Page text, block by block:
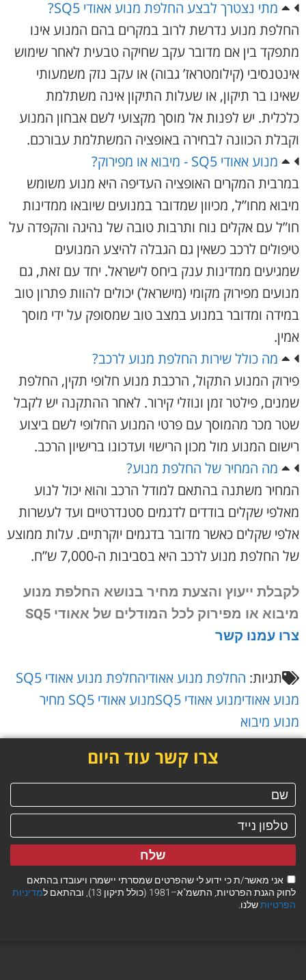
מתי נצטרך לבצע החלפת מנוע אאודי SQ5?
החלפת מנוע נדרשת לרוב במקרים בהם המנוע אינו
מתפקד בין אם מדובר עקב שחיקה טבעית לאחר שימוש
אינטנסיבי (קילומטראז’ גבוה) או עקב נזק משמעותי
שאינו בר תיקון, או שעלות התיקון אינה משתלמת
כלכלית. יש לפנות אל מוסך מקצועי לשם אבחון המנוע
וקבלת הכוונה לבחירה באופציה המשתלמת עבורכם.
מנוע אאודי SQ5 - מיבוא או מפירוק?
במרבית המקרים האופציה העדיפה היא מנוע משומש
מיבוא מחו”ל, מכיוון שמדובר במנועים שיובאו ממדינות
חו”ל עם אקלים נוח ותרבות טובה של נהיגה והקפדה על
טיפולים לרכב כשאין גם הגבלה להיצע המנועים
שמגיעים ממדינות ענק ביחס לישראל. יחד עם זאת, גם
מנועים מפירוק מקומי (מישראל) יכולים להוות פתרון טוב
במידה ומדובר במנוע במצב טוב שמסופק על ידי מוסך
אמין.
מה כולל שירות החלפת מנוע לרכב?
פירוק המנוע התקול, הרכבת מנוע חלופי תקין, החלפת
שמנים, פילטר זמן ונוזלי קירור. לאחר ההתקנה יש לקבל
שטר מכר מהמוסך עם פרטי המנוע החלופי לשם ביצוע
רישום המנוע מול מכון הרישוי ועדכונו ברישיון הרכב.
מה המחיר של החלפת מנוע?
המחיר משתנה בהתאם למודל הרכב והוא יכול לנוע
מאלפי שקלים בודדים לדגמים סטנדרטיים ועד לעשרות
אלפי שקלים כאשר מדובר בדגמים יוקרתיים. עלות ממוצע
של החלפת מנוע לרכב היא בסביבות ה-7,000 ש”ח.
לקבלת ייעוץ והצעת מחיר בנושא החלפת מנוע
מיבוא או מפירוק לכל המודלים של אאודי SQ5
צרו עמנו קשר
תגיות: החלפת מנוע אאודיהחלפת מנוע אאודי SQ5
מנוע אאודימנוע אאודי SQ5
מנוע אאודי SQ5 מחיר
מנוע מיבוא
צרו קשר עוד היום
אני מאשר/ת כי ידוע לי שהפרטים שמסרתי יישמרו ויעובדו בהתאם
לחוק הגנת הפרטיות, התשמ"א–1981 (כולל תיקון 13), ובהתאם ל
מדיניות
הפרטיותשלנו.
שלח